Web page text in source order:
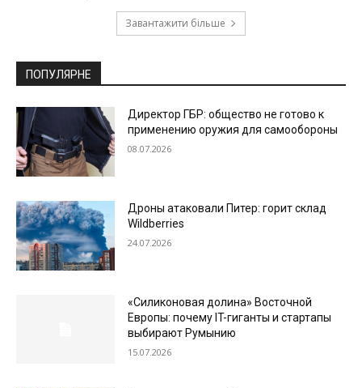
Завантажити більше
ПОПУЛЯРНЕ
Директор ГБР: общество не готово к
применению оружия для самообороны
08.07.2026
Дроны атаковали Питер: горит склад
Wildberries
24.07.2026
«Силиконовая долина» Восточной
Европы: почему IT-гиганты и стартапы
выбирают Румынию
15.07.2026